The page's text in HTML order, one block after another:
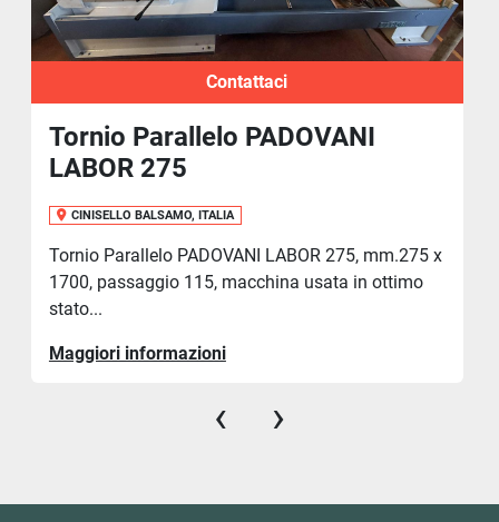
Contattaci
Tornio Parallelo PADOVANI
LABOR 275
CINISELLO BALSAMO, ITALIA
Tornio Parallelo PADOVANI LABOR 275, mm.275 x
1700, passaggio 115, macchina usata in ottimo
stato...
Maggiori informazioni
‹ ›